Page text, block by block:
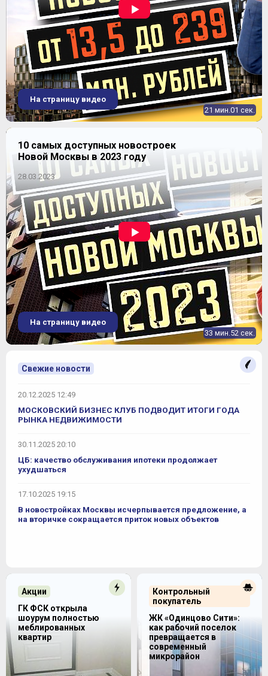
от11 941 230₽
~ 187 039 ₽
25.11%
динамика цен
ЖК "Столичный"
21 мин.01 сек.
На страницу видео
10 самых доступных новостроек
Новой Москвы в 2023 году
28.03.2023
33 мин.52 сек.
На страницу видео
Свежие новости
20.12.2025 12:49
МОСКОВСКИЙ БИЗНЕС КЛУБ ПОДВОДИТ ИТОГИ ГОДА
РЫНКА НЕДВИЖИМОСТИ
30.11.2025 20:10
ЦБ: качество обслуживания ипотеки продолжает
ухудшаться
17.10.2025 19:15
В новостройках Москвы исчерпывается предложение, а
на вторичке сокращается приток новых объектов
Контрольный
покупатель
ЖК «Одинцово Сити»:
как рабочий поселок
превращается в
современный
микрорайон
Акции
ГК ФСК открыла
шоурум полностью
меблированных
квартир